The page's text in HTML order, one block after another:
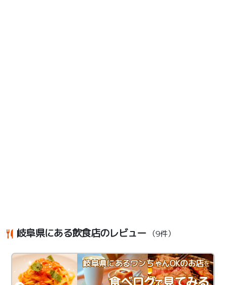
岐阜県にある飲食店のレビュー （9件）
岐阜県にあるワンちゃんOKのお店を